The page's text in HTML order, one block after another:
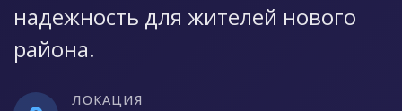
надежность для жителей нового
района.
ЛОКАЦИЯ